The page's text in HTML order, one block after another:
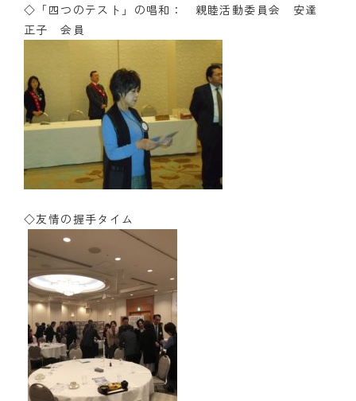
◇「四つのテスト」の唱和： 親睦活動委員会 安達
正子 会員
◇友情の握手タイム